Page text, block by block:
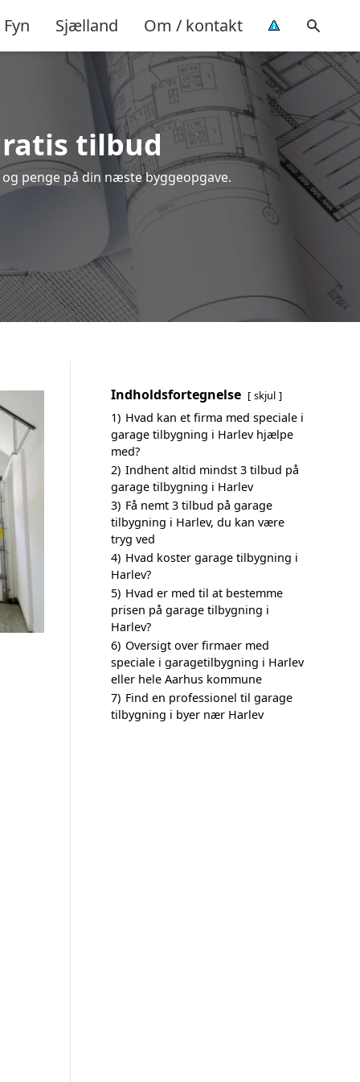
Fyn Sjælland Om / kontakt
tilbud
penge på din næste byggeopgave.
Indholdsfortegnelse skjul
1) Hvad kan et firma med speciale i
garage tilbygning i Harlev hjælpe
med?
2) Indhent altid mindst 3 tilbud på
garage tilbygning i Harlev
3) Få nemt 3 tilbud på garage
tilbygning i Harlev, du kan være
tryg ved
4) Hvad koster garage tilbygning i
Harlev?
5) Hvad er med til at bestemme
prisen på garage tilbygning i
Harlev?
6) Oversigt over firmaer med
speciale i garagetilbygning i Harlev
eller hele Aarhus kommune
7) Find en professionel til garage
tilbygning i byer nær Harlev